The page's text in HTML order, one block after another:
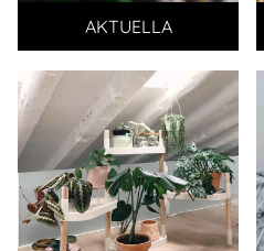
AKTUELLA